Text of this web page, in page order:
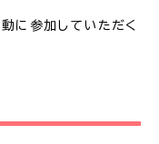
に参加していただく